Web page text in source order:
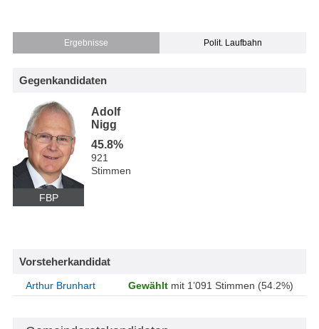
Ergebnisse Polit. Laufbahn
Gegenkandidaten
FBP
Adolf
Nigg
45.8%
921
Stimmen
Vorsteherkandidat
Arthur Brunhart Gewählt mit 1’091 Stimmen (54.2%)